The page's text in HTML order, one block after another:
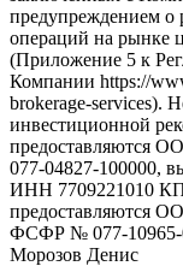
предупреждением о
операций на рынке
(Приложение 5 к
Компании https://
brokerage-services).
инвестиционной
предоставляются
077-04827-
ИНН 7709221010
предоставляются
ФСФР № 077-10965-
Морозов Денис